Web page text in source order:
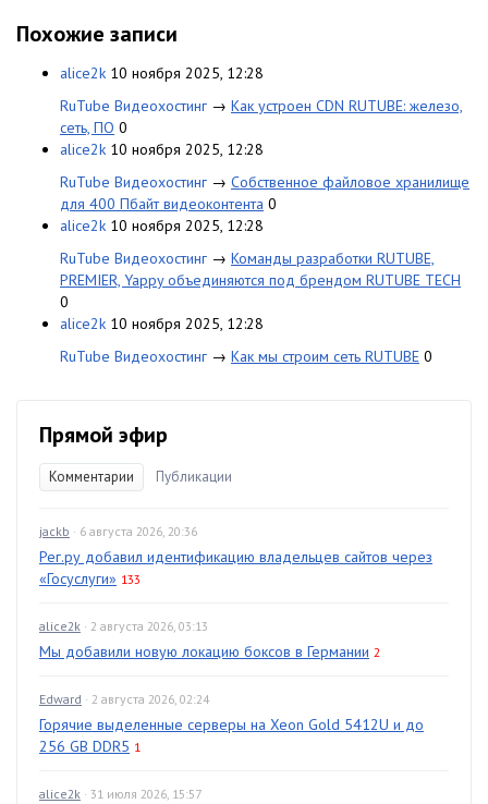
Похожие записи
alice2k 10 ноября 2025, 12:28
RuTube Видеохостинг → Как устроен CDN RUTUBE: железо,
сеть, ПО 0
alice2k 10 ноября 2025, 12:28
RuTube Видеохостинг → Собственное файловое хранилище
для 400 Пбайт видеоконтента 0
alice2k 10 ноября 2025, 12:28
RuTube Видеохостинг → Команды разработки RUTUBE,
PREMIER, Yappy объединяются под брендом RUTUBE TECH
0
alice2k 10 ноября 2025, 12:28
RuTube Видеохостинг → Как мы строим сеть RUTUBE 0
Прямой эфир
Комментарии Публикации
jackb · 6 августа 2026, 20:36
Рег.ру добавил идентификацию владельцев сайтов через
«Госуслуги» 133
alice2k · 2 августа 2026, 03:13
Мы добавили новую локацию боксов в Германии 2
Edward · 2 августа 2026, 02:24
Горячие выделенные серверы на Xeon Gold 5412U и до
256 GB DDR5 1
alice2k · 31 июля 2026, 15:57